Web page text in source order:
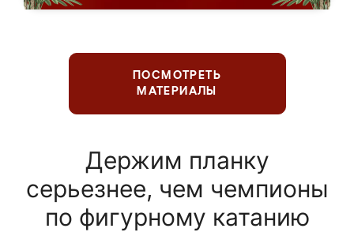
ПОСМОТРЕТЬ
МАТЕРИАЛЫ
Держим планку
серьезнее, чем чемпионы
по фигурному катанию